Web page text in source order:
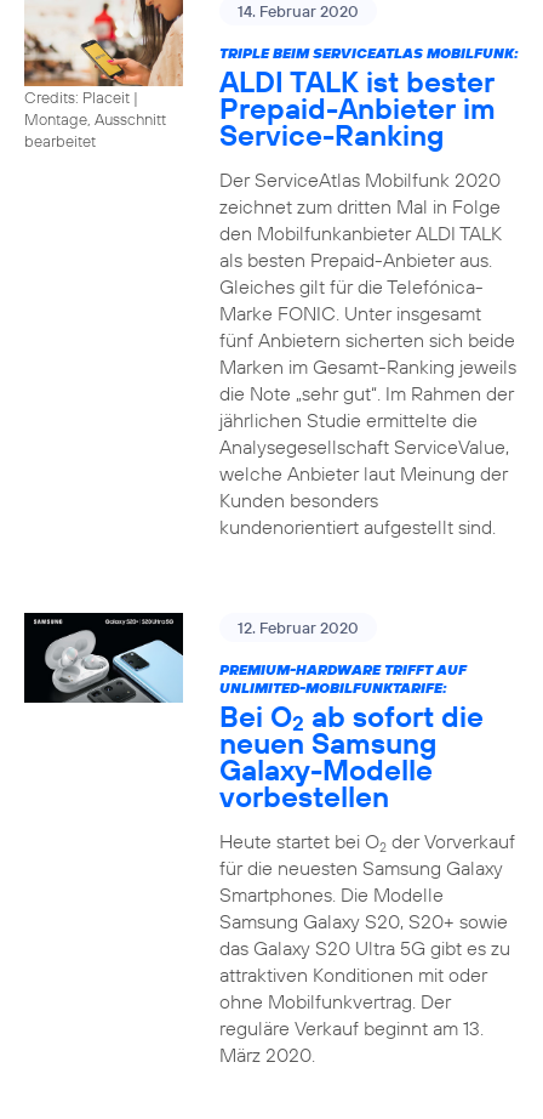
Credits: Placeit |
Montage, Ausschnitt
bearbeitet
14. Februar 2020
TRIPLE BEIM SERVICEATLAS MOBILFUNK:
ALDI TALK ist bester
Prepaid-Anbieter im
Service-Ranking
Der ServiceAtlas Mobilfunk 2020
zeichnet zum dritten Mal in Folge
den Mobilfunkanbieter ALDI TALK
als besten Prepaid-Anbieter aus.
Gleiches gilt für die Telefónica-
Marke FONIC. Unter insgesamt
fünf Anbietern sicherten sich beide
Marken im Gesamt-Ranking jeweils
die Note „sehr gut“. Im Rahmen der
jährlichen Studie ermittelte die
Analysegesellschaft ServiceValue,
welche Anbieter laut Meinung der
Kunden besonders
kundenorientiert aufgestellt sind.
12. Februar 2020
PREMIUM-HARDWARE TRIFFT AUF
UNLIMITED-MOBILFUNKTARIFE:
Bei O2 ab sofort die
neuen Samsung
Galaxy-Modelle
vorbestellen
Heute startet bei O2der Vorverkauf
für die neuesten Samsung Galaxy
Smartphones. Die Modelle
Samsung Galaxy S20, S20+ sowie
das Galaxy S20 Ultra 5G gibt es zu
attraktiven Konditionen mit oder
ohne Mobilfunkvertrag. Der
reguläre Verkauf beginnt am 13.
März 2020.